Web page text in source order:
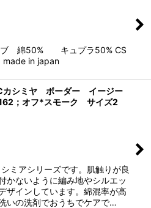
ブ 綿50% キュプラ50% CS
made in japan
シミヤ ボーダー イージー
；オフ*スモーク サイズ2
ミアシリーズです。肌触りが良
かないように編み地やシルエッ
ザインしています。綿混率が高
いの洗剤でおうちでケアで…